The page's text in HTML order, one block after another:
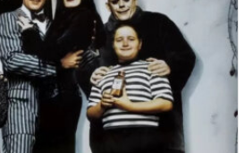
работу Дженны
присоединилась к проекту